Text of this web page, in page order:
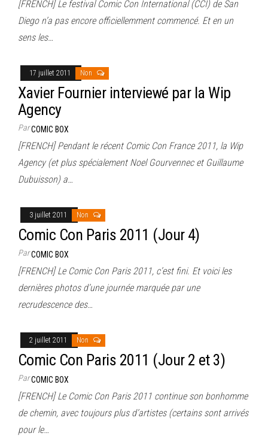
[FRENCH] Le festival Comic Con International (CCI) de San
Diego n’a pas encore officiellemment commencé. Et en un
sens les…
17 juillet 2011 Non
Xavier Fournier interviewé par la Wip
Agency
ParCOMIC BOX
[FRENCH] Pendant le récent Comic Con France 2011, la Wip
Agency (et plus spécialement Noel Gourvennec et Guillaume
Dubuisson) a…
3 juillet 2011 Non
Comic Con Paris 2011 (Jour 4)
ParCOMIC BOX
[FRENCH] Le Comic Con Paris 2011, c’est fini. Et voici les
dernières photos d’une journée marquée par une
recrudescence des…
2 juillet 2011 Non
Comic Con Paris 2011 (Jour 2 et 3)
ParCOMIC BOX
[FRENCH] Le Comic Con Paris 2011 continue son bonhomme
de chemin, avec toujours plus d’artistes (certains sont arrivés
pour le…